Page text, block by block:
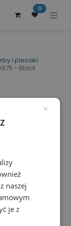
0
i plecaki
- Black
×
naszej
je z